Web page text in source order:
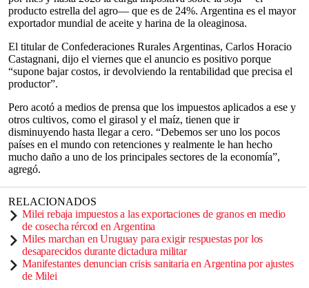
producto estrella del agro— que es de 24%. Argentina es el mayor
exportador mundial de aceite y harina de la oleaginosa.
El titular de Confederaciones Rurales Argentinas, Carlos Horacio
Castagnani, dijo el viernes que el anuncio es positivo porque
“supone bajar costos, ir devolviendo la rentabilidad que precisa el
productor”.
Pero acotó a medios de prensa que los impuestos aplicados a ese y
otros cultivos, como el girasol y el maíz, tienen que ir
disminuyendo hasta llegar a cero. “Debemos ser uno los pocos
países en el mundo con retenciones y realmente le han hecho
mucho daño a uno de los principales sectores de la economía”,
agregó.
RELACIONADOS
Milei rebaja impuestos a las exportaciones de granos en medio
de cosecha rércod en Argentina
Miles marchan en Uruguay para exigir respuestas por los
desaparecidos durante dictadura militar
Manifestantes denuncian crisis sanitaria en Argentina por ajustes
de Milei